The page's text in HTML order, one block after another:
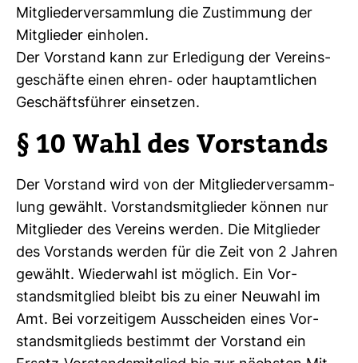
Mit­glie­der­ver­samm­lung die Zustim­mung der
Mit­glieder ein­holen.
Der Vor­stand kann zur Erle­di­gung der Ver­eins­
ge­schäfte einen ehren-​ oder haupt­amt­li­chen
Geschäfts­führer ein­setzen.
§ 10 Wahl des Vor­stands
Der Vor­stand wird von der Mit­glie­der­ver­samm­
lung gewählt. Vor­stands­mit­glieder können nur
Mit­glieder des Ver­eins werden. Die Mit­glieder
des Vor­stands werden für die Zeit von 2 Jahren
gewählt. Wie­der­wahl ist mög­lich. Ein Vor­
stands­mit­glied bleibt bis zu einer Neu­wahl im
Amt. Bei vor­zei­tigem Aus­scheiden eines Vor­
stands­mit­glieds bestimmt der Vor­stand ein